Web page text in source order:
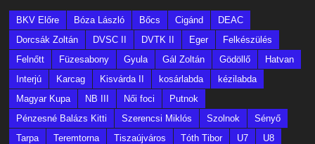
BKV Előre Bóza László Bőcs Cigánd
DEAC
Dorcsák Zoltán
DVSC II DVTK II Eger
Felkészülés
Felnőtt
Füzesabony Gyula Gál Zoltán Gödöllő
Hatvan
Interjú
Karcag Kisvárda II kosárlabda
kézilabda
Magyar Kupa
NB III Női foci
Putnok
Pénzesné Balázs Kitti
Szerencsi Miklós Szolnok
Sényő
Tarpa
Teremtorna Tiszaújváros Tóth Tibor U7
U8